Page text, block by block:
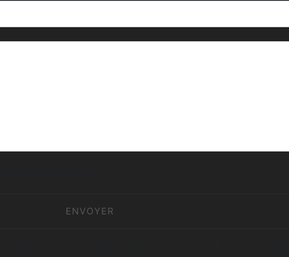
cookies
ENVOYER
Elles sont destinées à l'entreprise et ses sous-traitants. Vous